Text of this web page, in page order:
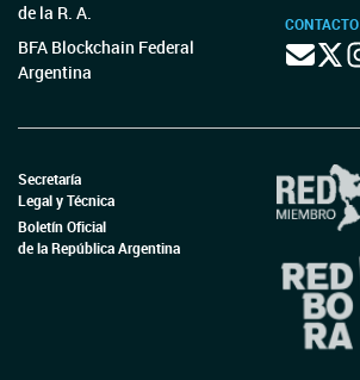
de la R. A.
BFA Blockchain Federal
Argentina
CONTACTO
Secretaría
Legal y Técnica
Boletín Oficial
de la República Argentina